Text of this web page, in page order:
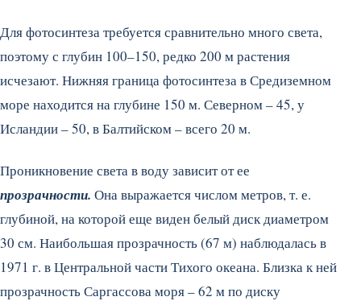
Для фотосинтеза требуется сравнительно много света,
поэтому с глубин 100–150, редко 200 м растения
исчезают. Нижняя граница фотосинтеза в Средиземном
море находится на глубине 150 м. Северном – 45, у
Исландии – 50, в Балтийском – всего 20 м.
Проникновение света в воду зависит от ее
прозрачности. Она выражается числом метров, т. е.
глубиной, на которой еще виден белый диск диаметром
30 см. Наибольшая прозрачность (67 м) наблюдалась в
1971 г. в Центральной части Тихого океана. Близка к ней
прозрачность Саргассова моря – 62 м по диску